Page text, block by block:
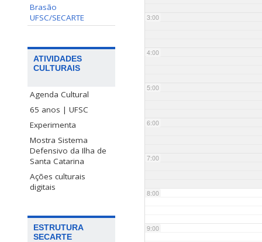
Brasão
UFSC/SECARTE
ATIVIDADES
CULTURAIS
Agenda Cultural
65 anos | UFSC
Experimenta
Mostra Sistema
Defensivo da Ilha de
Santa Catarina
Ações culturais
digitais
ESTRUTURA
SECARTE
3:00
4:00
5:00
6:00
7:00
8:00
9:00